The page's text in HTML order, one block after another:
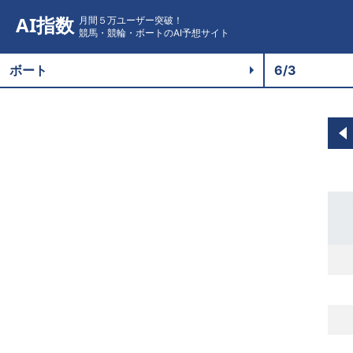
AI指数 月間５万ユーザー突破！
競馬・競輪・ボートのAI予想サイト